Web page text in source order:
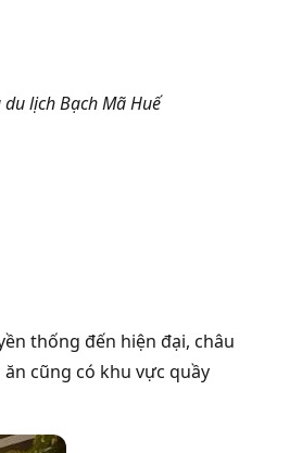
du lịch Bạch Mã Huế
thống đến hiện đại, châu
cũng có khu vực quầy